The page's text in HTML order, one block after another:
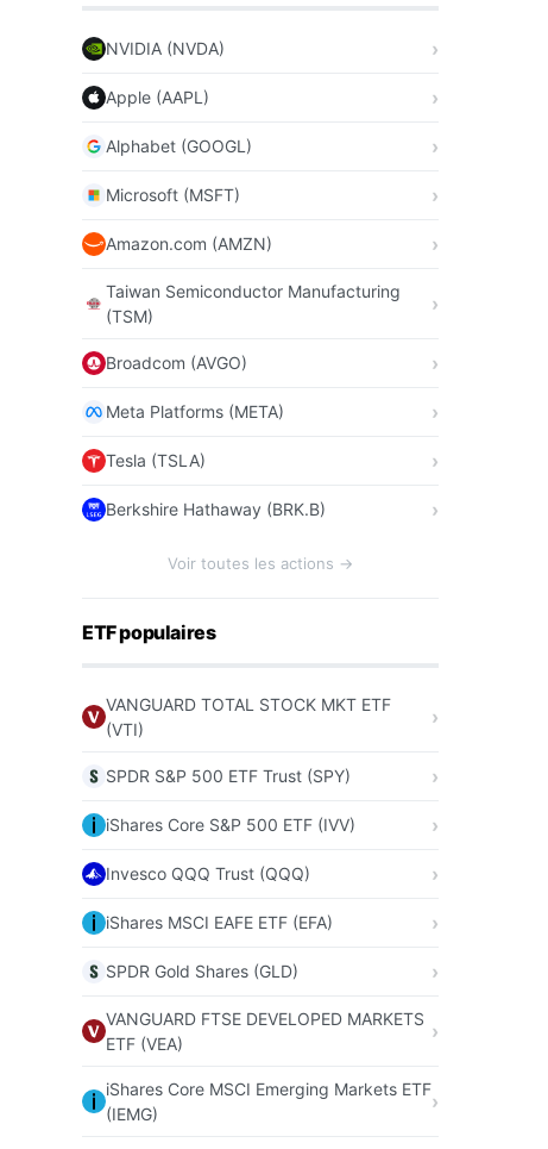
NVIDIA (NVDA)
Apple (AAPL)
Alphabet (GOOGL)
Microsoft (MSFT)
Amazon.com (AMZN)
Taiwan Semiconductor Manufacturing
(TSM)
Broadcom (AVGO)
Meta Platforms (META)
Tesla (TSLA)
Berkshire Hathaway (BRK.B)
Voir toutes les actions →
ETF populaires
VANGUARD TOTAL STOCK MKT ETF
(VTI)
SPDR S&P 500 ETF Trust (SPY)
iShares Core S&P 500 ETF (IVV)
Invesco QQQ Trust (QQQ)
iShares MSCI EAFE ETF (EFA)
SPDR Gold Shares (GLD)
VANGUARD FTSE DEVELOPED MARKETS
ETF (VEA)
iShares Core MSCI Emerging Markets ETF
(IEMG)